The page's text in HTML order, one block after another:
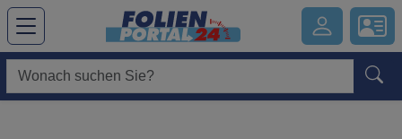
Hauptregion der Seite anspringen